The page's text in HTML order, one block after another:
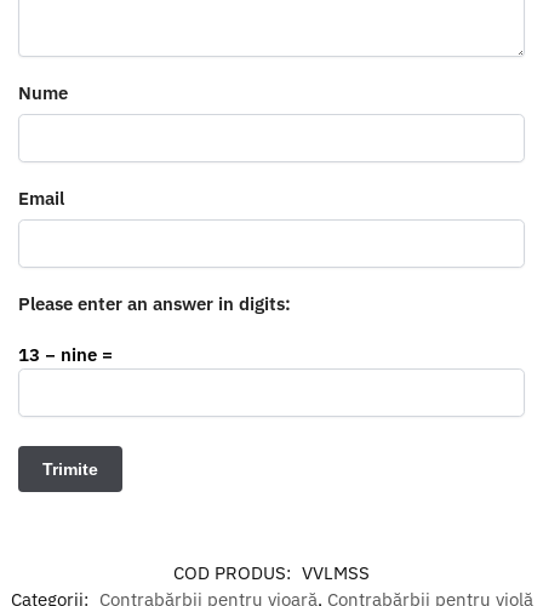
Nume
Email
Please enter an answer in digits:
13 − nine =
COD PRODUS: VVLMSS
Categorii: Contrabărbii pentru vioară, Contrabărbii pentru violă